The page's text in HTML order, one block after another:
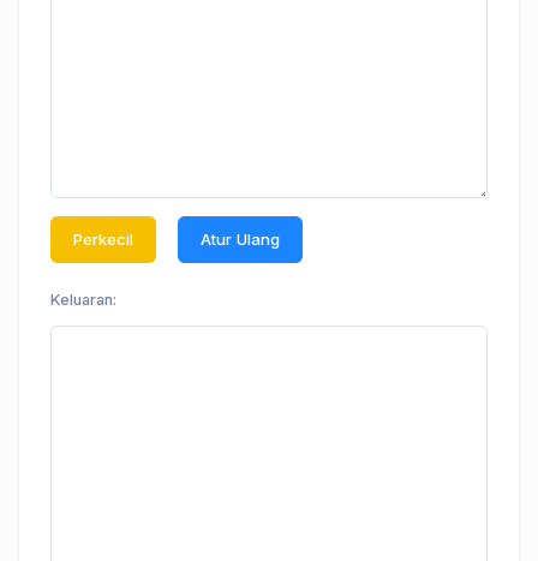
Perkecil Atur Ulang
Keluaran: